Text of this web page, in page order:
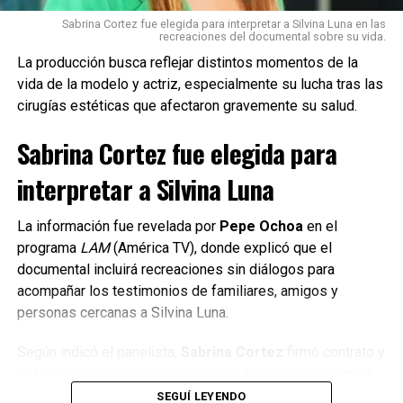
NO TE PIERDAS
Euge Quevedo emocionó a todos cantando el himno en el
Sabrina Cortez fue elegida para interpretar a Silvina Luna en las
recreaciones del documental sobre su vida.
La producción busca reflejar distintos momentos de la
vida de la modelo y actriz, especialmente su lucha tras las
cirugías estéticas que afectaron gravemente su salud.
Sabrina Cortez fue elegida para
interpretar a Silvina Luna
La información fue revelada por Pepe Ochoaen el
programa LAM(América TV), donde explicó que el
documental incluirá recreaciones sin diálogos para
acompañar los testimonios de familiares, amigos y
personas cercanas a Silvina Luna.
distintos momentos de la vida de la actriz.
SEGUÍ LEYENDO